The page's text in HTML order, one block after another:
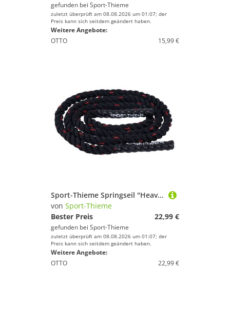
gefunden bei Sport-Thieme
zuletzt überprüft am 08.08.2026 um 01:07; der
Preis kann sich seitdem geändert haben.
Weitere Angebote:
OTTO
15,99 €
Sport-Thieme Springseil "Heavy", 1,8 kg, 31 mm
von Sport-Thieme
Bester Preis
22,99 €
gefunden bei Sport-Thieme
zuletzt überprüft am 08.08.2026 um 01:07; der
Preis kann sich seitdem geändert haben.
Weitere Angebote:
OTTO
22,99 €